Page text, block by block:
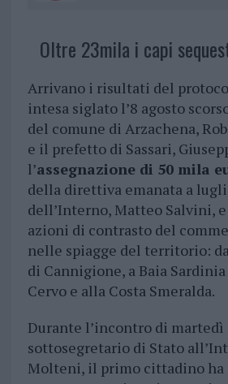
Oltre 23mila i capi
Arrivano i risultati del
intesa siglato l’8 agosto
del comune di Arzachena,
e il prefetto di Sassari,
l’assegnazione di 50 mila
della direttiva emanata a
dell’Interno, Matteo Salvini,
azioni di contrasto del
nelle spiagge del territorio:
di Cannigione, a Baia
Cervo e alla Costa Smeralda.
Durante l’incontro di martedì
sottosegretario di Stato
Molteni, il primo cittadino ha